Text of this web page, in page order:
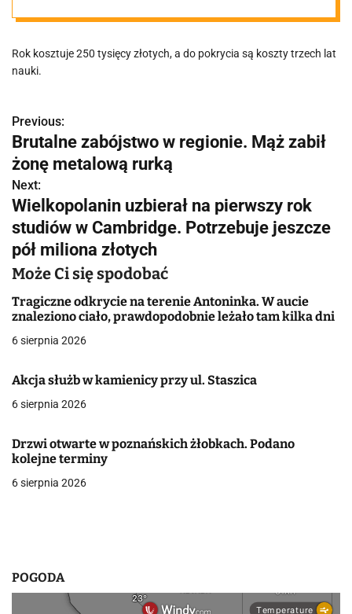
Cambridge.
Potrzebuje
jeszcze 0,5
miliona złotych
Rok kosztuje 250 tysięcy złotych, a do pokrycia są koszty trzech lat
nauki.
N
a
w
i
g
a
c
j
w
i
s
Previous:
Brutalne zabójstwo w regionie. Mąż zabił
żonę metalową rurką
Next:
Wielkopolanin uzbierał na pierwszy rok
studiów w Cambridge. Potrzebuje jeszcze
pół miliona złotych
Może Ci się spodobać
Tragiczne odkrycie na terenie Antoninka. W aucie
znaleziono ciało, prawdopodobnie leżało tam kilka dni
6 sierpnia 2026
Akcja służb w kamienicy przy ul. Staszica
6 sierpnia 2026
Drzwi otwarte w poznańskich żłobkach. Podano
kolejne terminy
6 sierpnia 2026
POGODA